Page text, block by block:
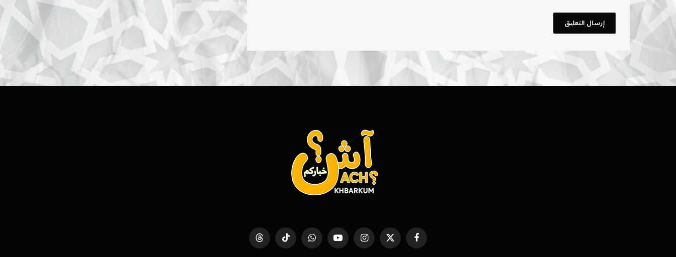
فيسبوك X
(Twitter)
الانستغراميوتيوب واتساب تيكتوك Threads